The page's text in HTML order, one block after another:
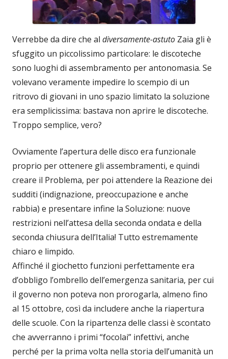
Verrebbe da dire che al diversamente-astuto Zaia gli è
sfuggito un piccolissimo particolare: le discoteche
sono luoghi di assembramento per antonomasia. Se
volevano veramente impedire lo scempio di un
ritrovo di giovani in uno spazio limitato la soluzione
era semplicissima: bastava non aprire le discoteche.
Troppo semplice, vero?
Ovviamente l’apertura delle disco era funzionale
proprio per ottenere gli assembramenti, e quindi
creare il Problema, per poi attendere la Reazione dei
sudditi (indignazione, preoccupazione e anche
rabbia) e presentare infine la Soluzione: nuove
restrizioni nell’attesa della seconda ondata e della
seconda chiusura dell’Italia! Tutto estremamente
chiaro e limpido.
Affinché il giochetto funzioni perfettamente era
d’obbligo l’ombrello dell’emergenza sanitaria, per cui
il governo non poteva non prorogarla, almeno fino
al 15 ottobre, così da includere anche la riapertura
delle scuole. Con la ripartenza delle classi è scontato
che avverranno i primi “focolai” infettivi, anche
perché per la prima volta nella storia dell’umanità un